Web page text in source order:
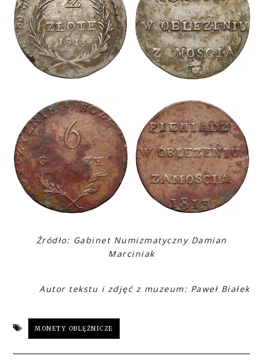
Źródło: Gabinet Numizmatyczny Damian
Marciniak
Autor tekstu i zdjęć z muzeum: Paweł Białek
MONETY OBLĘŻNICZE